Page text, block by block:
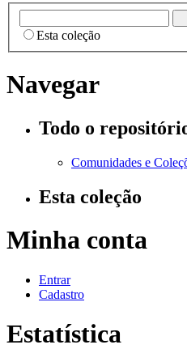
Esta coleção
Navegar
Todo o
Comunidades e
Esta coleção
Minha conta
Entrar
Cadastro
Estatística